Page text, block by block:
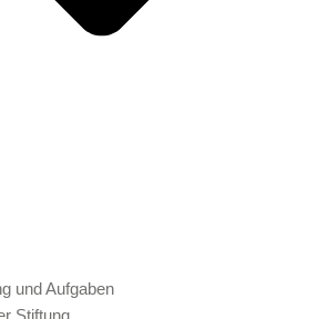
und Aufgaben
Stiftung